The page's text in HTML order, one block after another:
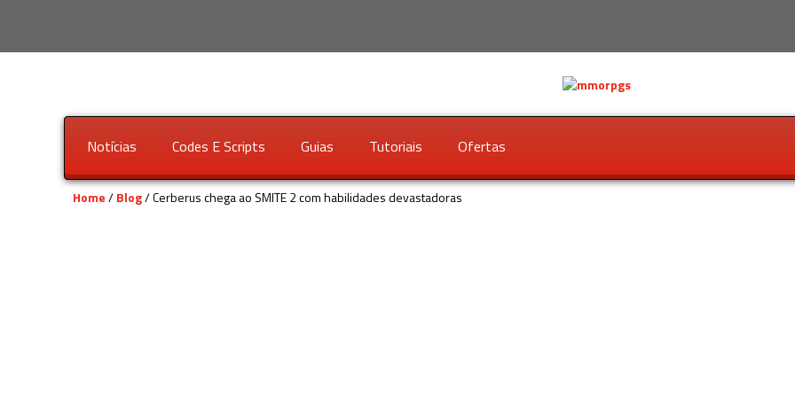
Notícias Codes E Scripts Guias Tutoriais Ofertas
Home/Blog/ Cerberus chega ao SMITE 2 com habilidades devastadoras